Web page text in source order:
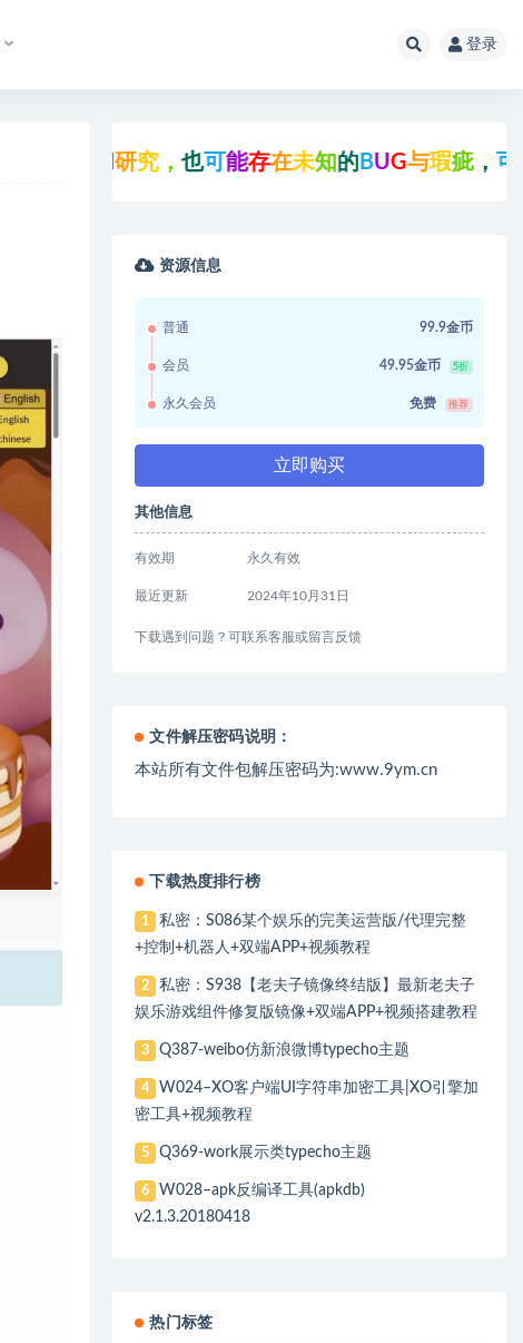
登录
也可能 存在 未知的BUG 与 瑕疵，可先联 系
资源信息
普通 99.9金币
会员 49.95金币 5折
永久会员 免费 推荐
立即购买
其他信息
有效期 永久有效
最近更新 2024年10月31日
下载遇到问题？可联系客服或留言反馈
文件解压密码说明：
本站所有文件包解压密码为:www.9ym.cn
下载热度排行榜
1
私密：S086某个娱乐的完美运营版/代理完整
+控制+机器人+双端APP+视频教程
2
私密：S938【老夫子镜像终结版】最新老夫子
娱乐游戏组件修复版镜像+双端APP+视频搭建教程
3 Q387-weibo仿新浪微博typecho主题
4
W024–XO客户端UI字符串加密工具|XO引擎加
密工具+视频教程
5 Q369-work展示类typecho主题
6
W028–apk反编译工具(apkdb)
v2.1.3.20180418
热门标签